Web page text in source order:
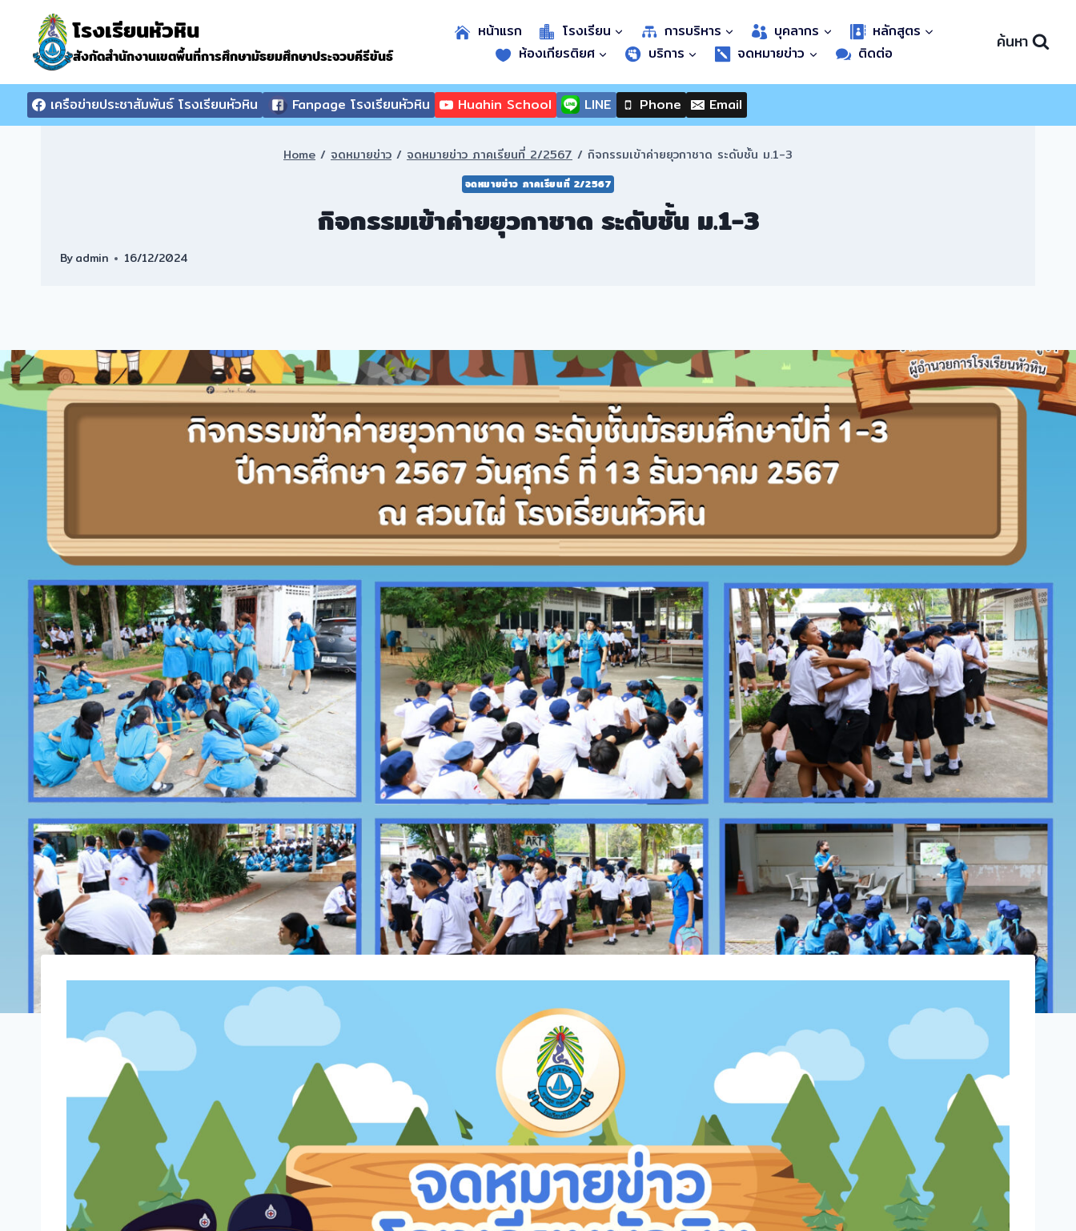
content
โรงเรียนหัวหิน
สังกัดสำนักงานเขตพื้นที่การศึกษามัธยมศึกษาประจวบคีรีขันธ์
หน้าแรก โรงเรียน การบริหาร บุคลากร
หลักสูตร
ห้องเกียรติยศ
บริการ จดหมายข่าว ติดต่อ
ค้นหา
เครือข่ายประชาสัมพันธ์ โรงเรียนหัวหิน Fanpage โรงเรียนหัวหิน Huahin School LINE Phone Email
Home / จดหมายข่าว / จดหมายข่าว ภาคเรียนที่ 2/2567 / กิจกรรมเข้าค่ายยุวกาชาด ระดับชั้น ม.1-3
จดหมายข่าว ภาคเรียนที่ 2/2567
กิจกรรมเข้าค่ายยุวกาชาด ระดับชั้น ม.1-3
Byadmin 16/12/2024